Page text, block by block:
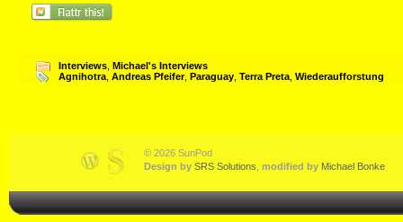
Interviews Michael's Interviews
Agnihotra Andreas Pfeifer, Paraguay Terra Preta Wiederaufforstung
© 2026 SunPod
Design by SRS Solutions modified by Michael Bonke